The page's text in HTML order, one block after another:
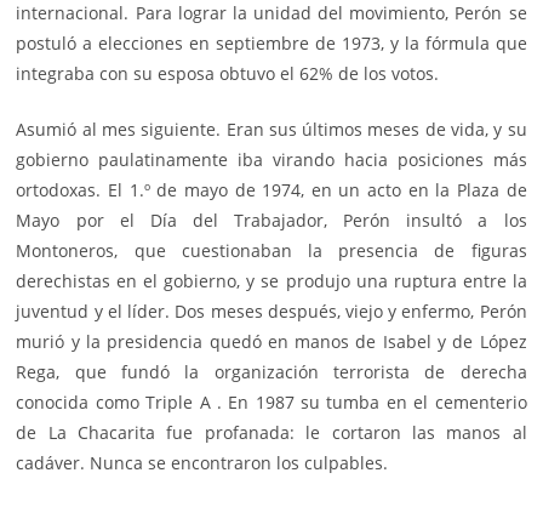
internacional. Para lograr la unidad del movimiento, Perón se
postuló a elecciones en septiembre de 1973, y la fórmula que
integraba con su esposa obtuvo el 62% de los votos.
Asumió al mes siguiente. Eran sus últimos meses de vida, y su
gobierno paulatinamente iba virando hacia posiciones más
ortodoxas. El 1.º de mayo de 1974, en un acto en la Plaza de
Mayo por el Día del Trabajador, Perón insultó a los
Montoneros, que cuestionaban la presencia de figuras
derechistas en el gobierno, y se produjo una ruptura entre la
juventud y el líder. Dos meses después, viejo y enfermo, Perón
murió y la presidencia quedó en manos de Isabel y de López
Rega, que fundó la organización terrorista de derecha
conocida como Triple A . En 1987 su tumba en el cementerio
de La Chacarita fue profanada: le cortaron las manos al
cadáver. Nunca se encontraron los culpables.